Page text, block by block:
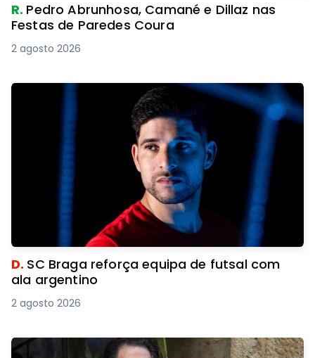
R. Pedro Abrunhosa, Camané e Dillaz nas
Festas de Paredes Coura
2 agosto 2026
D. SC Braga reforça equipa de futsal com
ala argentino
2 agosto 2026